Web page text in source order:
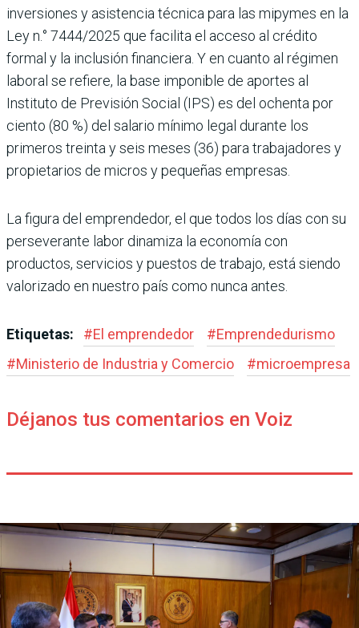
inversiones y asis­tencia técnica para las mipymes en la
Ley n.° 7444/2025 que facilita el acceso al crédito
formal y la inclusión finan­ciera. Y en cuanto al régimen
laboral se refiere, la base imponible de aportes al
Instituto de Previsión Social (IPS) es del ochenta por
ciento (80 %) del sala­rio mínimo legal durante los
primeros treinta y seis meses (36) para trabajado­res y
propietarios de micros y pequeñas empresas.
La figura del emprendedor, el que todos los días con su
perseverante labor dinamiza la economía con
productos, servicios y pues­tos de trabajo, está siendo
valorizado en nuestro país como nunca antes.
Etiquetas: #El emprendedor #Emprendedu­rismo
#Ministerio de Industria y Comercio #microempresa
Déjanos tus comentarios en Voiz